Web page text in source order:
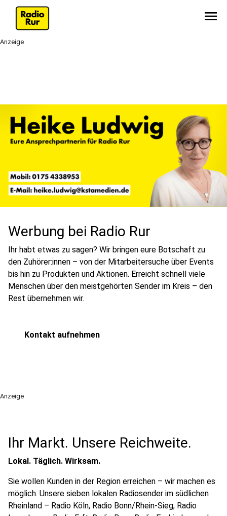
menu
Anzeige
Werbung bei Radio Rur
Ihr habt etwas zu sagen? Wir bringen eure Botschaft zu
den Zuhörer:innen – von der Mitarbeitersuche über Events
bis hin zu Produkten und Aktionen. Erreicht schnell viele
Menschen über den meistgehörten Sender im Kreis – den
Rest übernehmen wir.
Kontakt aufnehmen
Anzeige
Ihr Markt. Unsere Reichweite.
Lokal. Täglich. Wirksam.
Sie wollen Kunden in der Region erreichen – wir machen es
möglich. Unsere sieben lokalen Radiosender im südlichen
Rheinland – Radio Köln, Radio Bonn/Rhein-Sieg, Radio